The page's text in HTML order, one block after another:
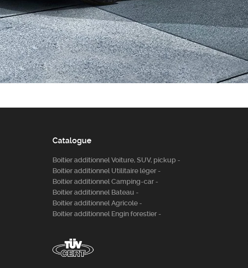
Catalogue
Boitier additionnel Voiture, SUV, pickup -
Boitier additionnel Utilitaire léger -
Boitier additionnel Camping-car -
Boitier additionnel Bateau -
Boitier additionnel Agricole -
Boitier additionnel Engin forestier -